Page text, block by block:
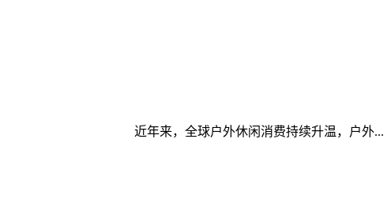
： 近年来，全球户外休闲消费持续升温，户外...